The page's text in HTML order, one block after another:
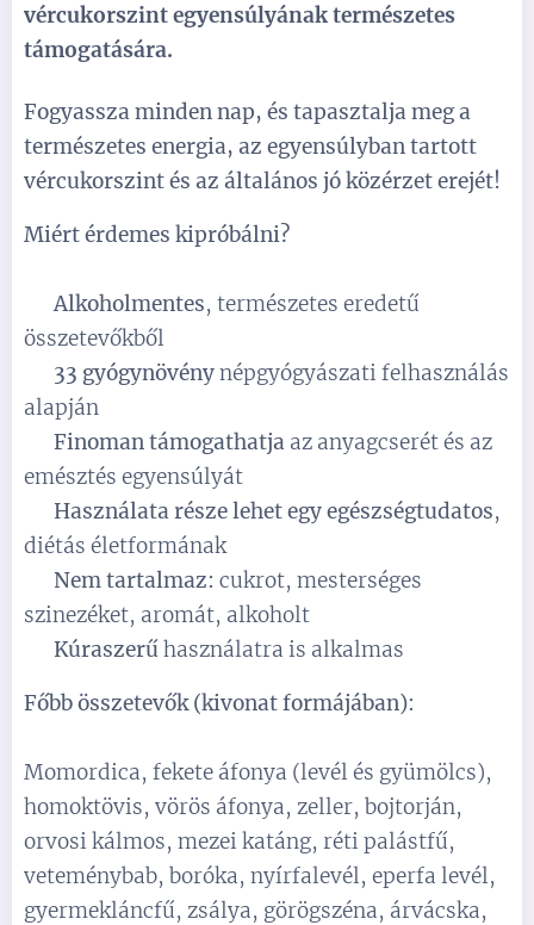
vércukorszint egyensúlyának természetes
támogatására.
Fogyassza minden nap, és tapasztalja meg a
természetes energia, az egyensúlyban tartott
vércukorszint és az általános jó közérzet erejét!
Miért érdemes kipróbálni?
✅Alkoholmentes, természetes eredetű
összetevőkből
33 gyógynövénynépgyógyászati felhasználás
alapján
Finoman támogathatja az anyagcserét és az
emésztés egyensúlyát
Használata része lehet egy egészségtudatos,
diétás életformának
Nem tartalmaz: cukrot, mesterséges
szinezéket, aromát, alkoholt
Kúraszerűhasználatra is alkalmas
Főbb összetevők (kivonat formájában):
Momordica, fekete áfonya (levél és gyümölcs),
homoktövis, vörös áfonya, zeller, bojtorján,
orvosi kálmos, mezei katáng, réti palástfű,
veteménybab, boróka, nyírfalevél, eperfa levél,
gyermekláncfű, zsálya, görögszéna, árvácska,